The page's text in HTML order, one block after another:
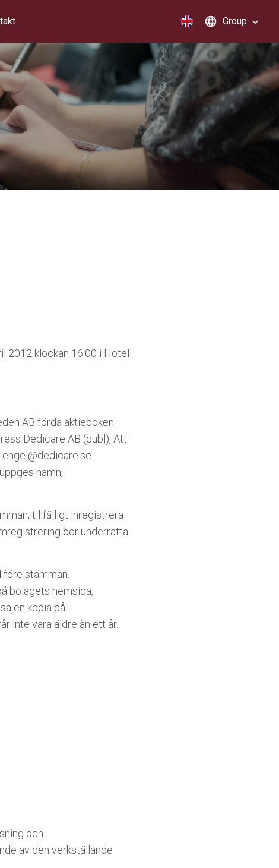
Group
2012 klockan 16.00 i Hotell
AB förda aktieboken
Dedicare AB (publ), Att:
namn,
tillfälligt inregistrera
bör underrätta
stämman.
bolagets hemsida,
en kopia på
inte vara äldre än ett år.
och
av den verkställande